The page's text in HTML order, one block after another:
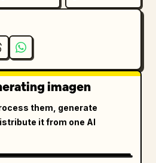
imagen
them, generate
it from one AI